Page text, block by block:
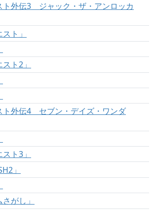
ト外伝3 ジャック・ザ・アンロッカ
ト」
ト2」
ト外伝4 セブン・デイズ・ワンダ
ト3」
」
がし」